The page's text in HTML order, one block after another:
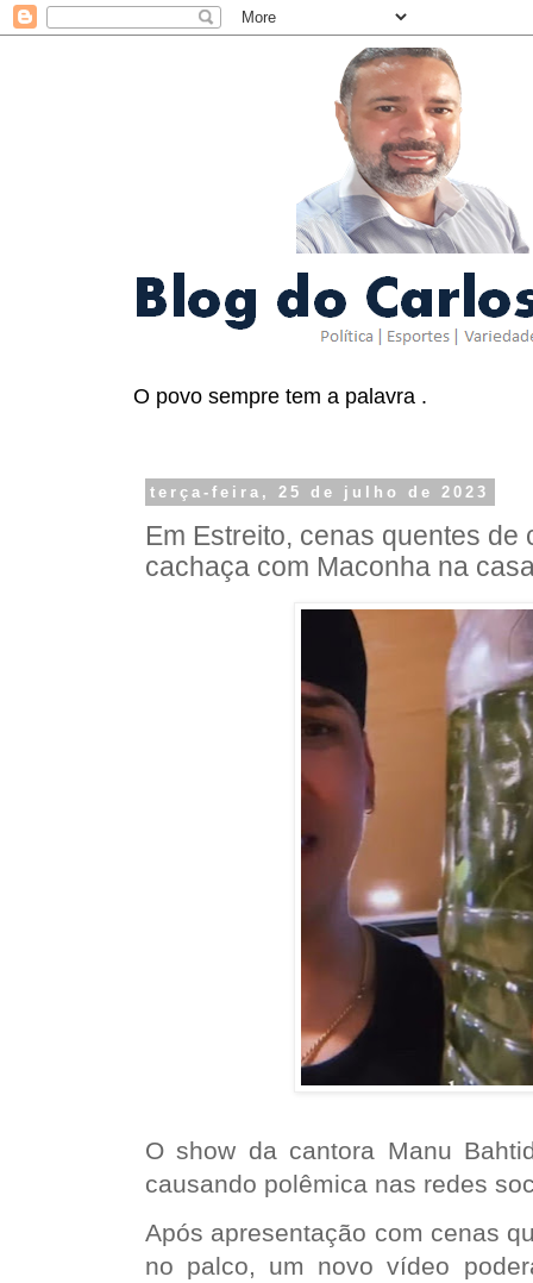
O povo sempre tem a palavra .
terça-feira, 25 de julho de 2023
Em Estreito, cenas quentes de
cachaça com Maconha na
O show da cantora Manu
causando polêmica nas redes
Após apresentação com cenas
no palco, um novo vídeo